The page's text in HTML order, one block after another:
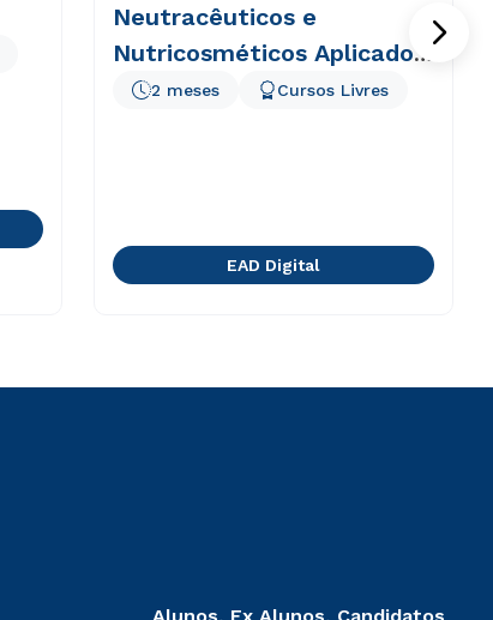
Neutracêuticos e
Nutricosméticos Aplicado
à Estética
2 meses Cursos Livres
EAD Digital